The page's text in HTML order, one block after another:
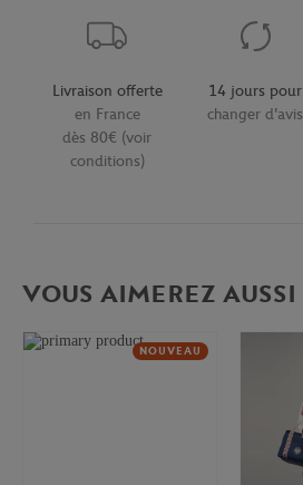
Livraison offerte
en France
dès 80€ (voir
conditions)
14 jours pour
changer d'avis
VOUS AIMEREZ AUSSI
NOUVEAU